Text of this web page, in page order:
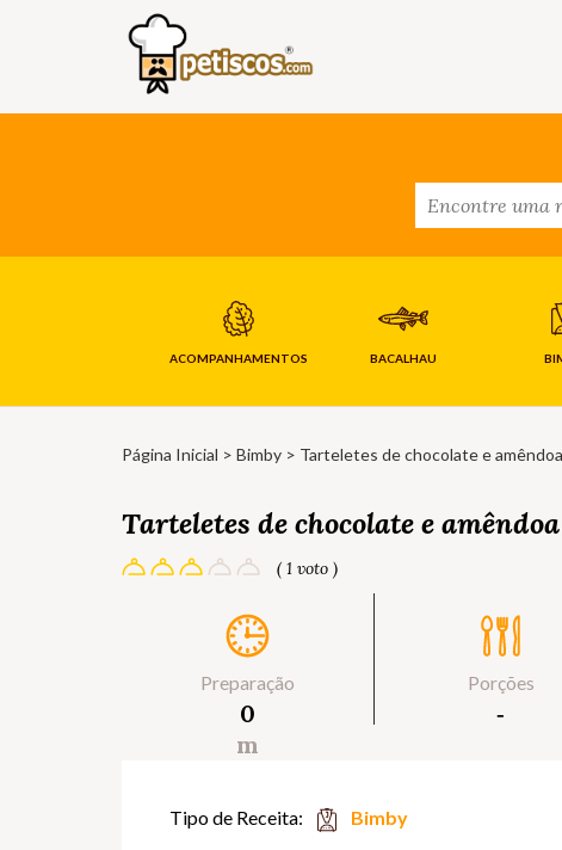
ACOMPANHAMENTOS BACALHAU
Página Inicial > Bimby > Tarteletes de chocolate e
Tarteletes de chocolate e
( 1 voto )
Preparação
0
m
Porções
‐
Tipo de Receita: Bimby